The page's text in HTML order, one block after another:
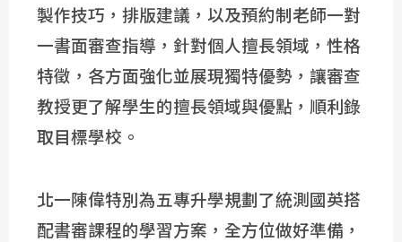
製作技巧，排版建議，以及預約制老師一對
一書面審查指導，針對個人擅長領域，性格
特徵，各方面強化並展現獨特優勢，讓審查
教授更了解學生的擅長領域與優點，順利錄
取目標學校。
北一陳偉特別為五專升學規劃了統測國英搭
配書審課程的學習方案，全方位做好準備，